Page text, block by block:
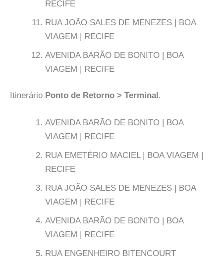
RECIFE
RUA JOÃO SALES DE MENEZES | BOA
VIAGEM | RECIFE
AVENIDA BARÃO DE BONITO | BOA
VIAGEM | RECIFE
Itinerário Ponto de Retorno > Terminal.
AVENIDA BARÃO DE BONITO | BOA
VIAGEM | RECIFE
RUA EMETÉRIO MACIEL | BOA VIAGEM |
RECIFE
RUA JOÃO SALES DE MENEZES | BOA
VIAGEM | RECIFE
AVENIDA BARÃO DE BONITO | BOA
VIAGEM | RECIFE
RUA ENGENHEIRO BITENCOURT